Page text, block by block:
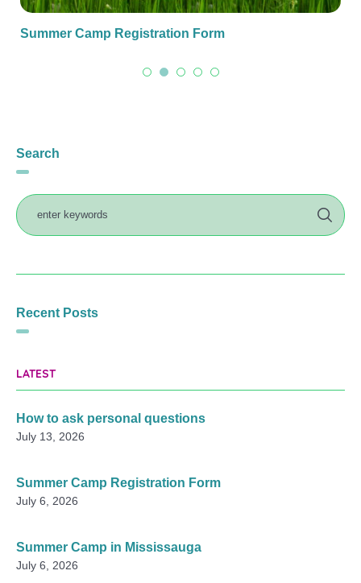
Summer Camp Registration Form
Search
Recent Posts
LATEST
How to ask personal questions
July 13, 2026
Summer Camp Registration Form
July 6, 2026
Summer Camp in Mississauga
July 6, 2026